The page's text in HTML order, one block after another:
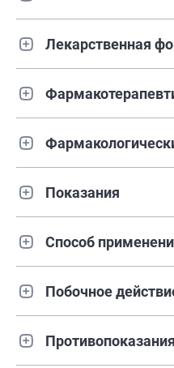
Лекарственная
Показания
Способ
Побочное
Противопоказания